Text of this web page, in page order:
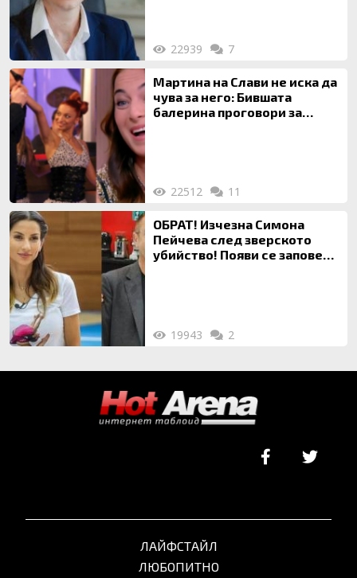
22939 7
Мартина на Слави не иска да
чува за него: Бившата
балерина проговори за
22512 11
ОБРАТ! Изчезна Симона
Пейчева след зверското
убийство! Появи се заповед
19943 2
ЛАЙФСТАЙЛ
ЛЮБОПИТНО